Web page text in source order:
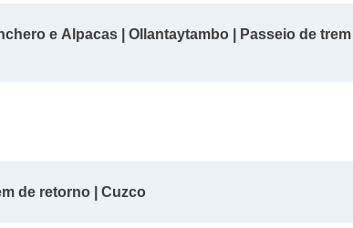
e Alpacas | Ollantaytambo | Passeio de
de retorno | Cuzco